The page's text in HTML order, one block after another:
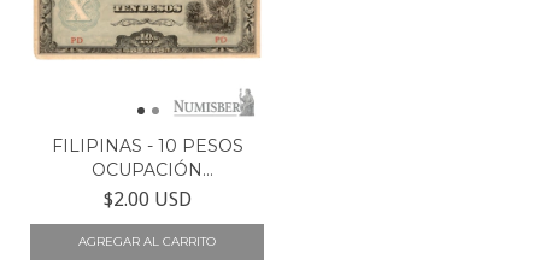
FILIPINAS - 10 PESOS
OCUPACIÓN
JAPONESA...
$2.00 USD